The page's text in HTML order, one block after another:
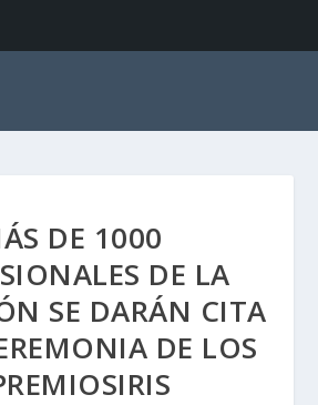
DE 1000
DE LA
SE DARÁN CITA
DE LOS